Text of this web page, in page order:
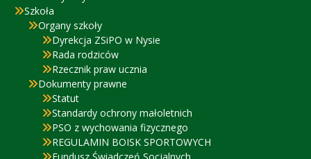
Szkoła
Organy szkoły
Dyrekcja ZSiPO w Nysie
Rada rodziców
Rzecznik praw ucznia
Dokumenty prawne
Statut
Standardy ochrony małoletnich
PSO z wychowania fizycznego
REGULAMIN BOISK SPORTOWYCH